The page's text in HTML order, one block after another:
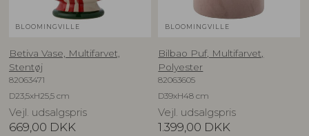
BLOOMINGVILLE
Betiva Vase, Multifarvet,
Stentøj
82063471
D23,5xH25,5 cm
Vejl. udsalgspris
669,00 DKK
BLOOMINGVILLE
Bilbao Puf, Multifarvet,
Polyester
82063605
D39xH48 cm
Vejl. udsalgspris
1.399,00 DKK